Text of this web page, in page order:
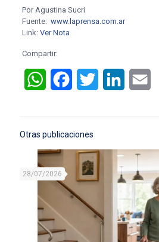
Por Agustina Sucri
Fuente: www.laprensa.com.ar
Link: Ver Nota
Compartir:
WhatsAppFacebookTwitter LinkedIn
Otras publicaciones
28/07/2026